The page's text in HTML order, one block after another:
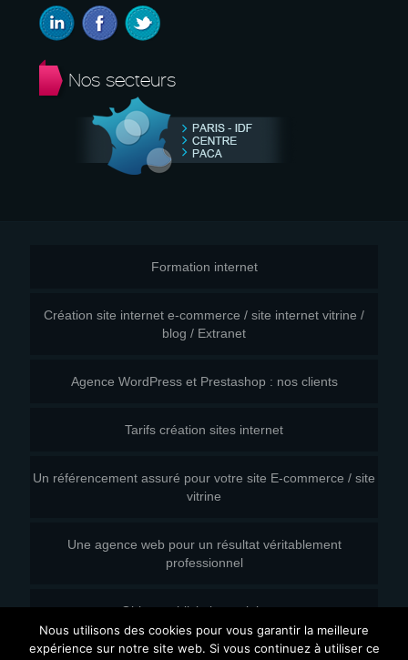
Nos secteurs
Formation internet
Création site internet e-commerce / site internet vitrine /
blog / Extranet
Agence WordPress et Prestashop : nos clients
Tarifs création sites internet
Un référencement assuré pour votre site E-commerce / site
vitrine
Une agence web pour un résultat véritablement
professionnel
Objets publicitaires originaux
Nous utilisons des cookies pour vous garantir la meilleure
expérience sur notre site web. Si vous continuez à utiliser ce